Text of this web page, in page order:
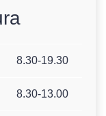
8.30-19.30
8.30-13.00